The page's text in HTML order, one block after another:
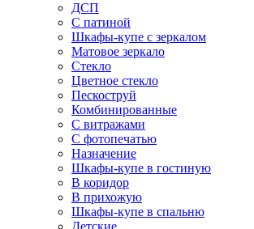
ДСП
С патиной
Шкафы-купе с зеркалом
Матовое зеркало
Стекло
Цветное стекло
Пескоструй
Комбинированные
С витражами
С фотопечатью
Назначение
Шкафы-купе в гостиную
В коридор
В прихожую
Шкафы-купе в спальню
Детские